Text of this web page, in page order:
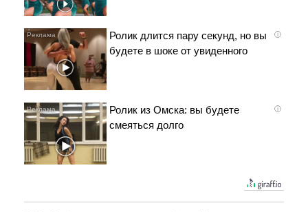
i
Ролик длится пару секунд, но вы
будете в шоке от увиденного
i
Ролик из Омска: вы будете
смеяться долго